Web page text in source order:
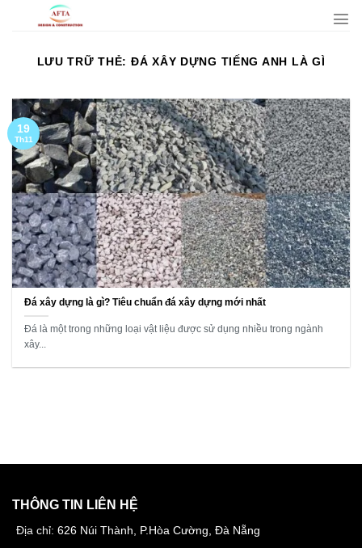
LƯU TRỮ THẺ: ĐÁ XÂY DỰNG TIẾNG ANH LÀ GÌ
Đá xây dựng là gì? Tiêu chuẩn đá xây dựng mới nhất
Đá là một trong những loại vật liệu được sử dụng nhiều trong ngành
xây...
19
Th11
THÔNG TIN LIÊN HỆ
Địa chỉ: 626 Núi Thành, P.Hòa Cường, Đà Nẵng